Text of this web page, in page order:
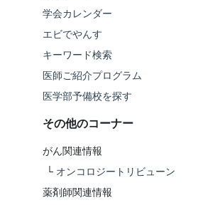
学会カレンダー
エビでやんす
キーワード検索
医師ご紹介プログラム
医学部予備校を探す
その他のコーナー
がん関連情報
└ オンコロジートリビューン
薬剤師関連情報